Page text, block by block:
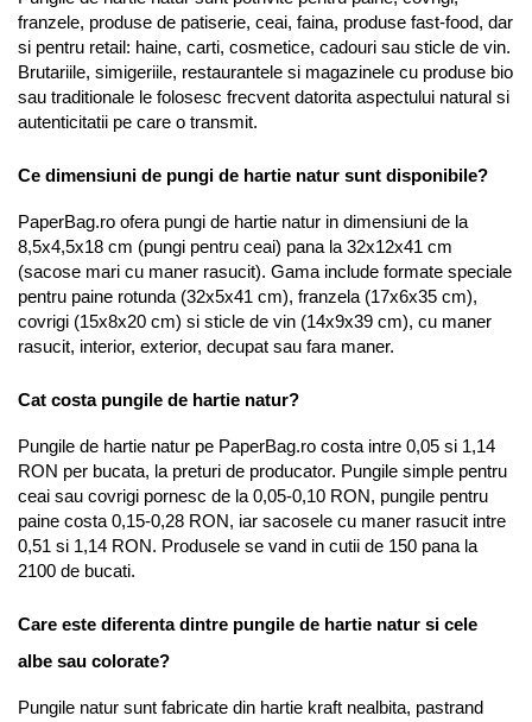
franzele, produse de patiserie, ceai, faina, produse fast-food, dar
si pentru retail: haine, carti, cosmetice, cadouri sau sticle de vin.
Brutariile, simigeriile, restaurantele si magazinele cu produse bio
sau traditionale le folosesc frecvent datorita aspectului natural si
autenticitatii pe care o transmit.
Ce dimensiuni de pungi de hartie natur sunt disponibile?
PaperBag.ro ofera pungi de hartie natur in dimensiuni de la
8,5x4,5x18 cm (pungi pentru ceai) pana la 32x12x41 cm
(sacose mari cu maner rasucit). Gama include formate speciale
pentru paine rotunda (32x5x41 cm), franzela (17x6x35 cm),
covrigi (15x8x20 cm) si sticle de vin (14x9x39 cm), cu maner
rasucit, interior, exterior, decupat sau fara maner.
Cat costa pungile de hartie natur?
Pungile de hartie natur pe PaperBag.ro costa intre 0,05 si 1,14
RON per bucata, la preturi de producator. Pungile simple pentru
ceai sau covrigi pornesc de la 0,05-0,10 RON, pungile pentru
paine costa 0,15-0,28 RON, iar sacosele cu maner rasucit intre
0,51 si 1,14 RON. Produsele se vand in cutii de 150 pana la
2100 de bucati.
Care este diferenta dintre pungile de hartie natur si cele
albe sau colorate?
Pungile natur sunt fabricate din hartie kraft nealbita, pastrand